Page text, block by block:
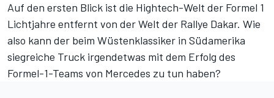
Auf den ersten Blick ist die Hightech-Welt der Formel 1
Lichtjahre entfernt von der Welt der Rallye Dakar. Wie
also kann der beim Wüstenklassiker in Südamerika
siegreiche Truck irgendetwas mit dem Erfolg des
Formel-1-Teams von Mercedes zu tun haben?